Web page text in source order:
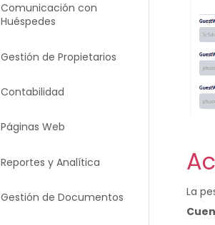
Comunicación con
Huéspedes
Gestión de Propietarios
Contabilidad
Páginas Web
Reportes y Analítica
Gestión de Documentos La